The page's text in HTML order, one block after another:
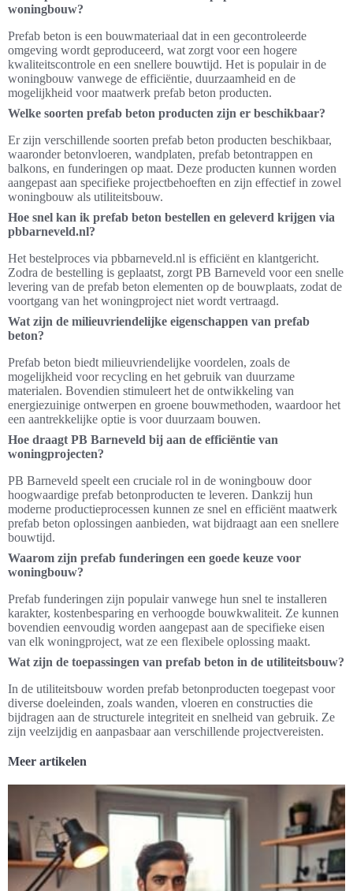
woningbouw?
Prefab beton is een bouwmateriaal dat in een gecontroleerde
omgeving wordt geproduceerd, wat zorgt voor een hogere
kwaliteitscontrole en een snellere bouwtijd. Het is populair in de
woningbouw vanwege de efficiëntie, duurzaamheid en de
mogelijkheid voor maatwerk prefab beton producten.
Welke soorten prefab beton producten zijn er beschikbaar?
Er zijn verschillende soorten prefab beton producten beschikbaar,
waaronder betonvloeren, wandplaten, prefab betontrappen en
balkons, en funderingen op maat. Deze producten kunnen worden
aangepast aan specifieke projectbehoeften en zijn effectief in zowel
woningbouw als utiliteitsbouw.
Hoe snel kan ik prefab beton bestellen en geleverd krijgen via
pbbarneveld.nl?
Het bestelproces via pbbarneveld.nl is efficiënt en klantgericht.
Zodra de bestelling is geplaatst, zorgt PB Barneveld voor een snelle
levering van de prefab beton elementen op de bouwplaats, zodat de
voortgang van het woningproject niet wordt vertraagd.
Wat zijn de milieuvriendelijke eigenschappen van prefab
beton?
Prefab beton biedt milieuvriendelijke voordelen, zoals de
mogelijkheid voor recycling en het gebruik van duurzame
materialen. Bovendien stimuleert het de ontwikkeling van
energiezuinige ontwerpen en groene bouwmethoden, waardoor het
een aantrekkelijke optie is voor duurzaam bouwen.
Hoe draagt PB Barneveld bij aan de efficiëntie van
woningprojecten?
PB Barneveld speelt een cruciale rol in de woningbouw door
hoogwaardige prefab betonproducten te leveren. Dankzij hun
moderne productieprocessen kunnen ze snel en efficiënt maatwerk
prefab beton oplossingen aanbieden, wat bijdraagt aan een snellere
bouwtijd.
Waarom zijn prefab funderingen een goede keuze voor
woningbouw?
Prefab funderingen zijn populair vanwege hun snel te installeren
karakter, kostenbesparing en verhoogde bouwkwaliteit. Ze kunnen
bovendien eenvoudig worden aangepast aan de specifieke eisen
van elk woningproject, wat ze een flexibele oplossing maakt.
Wat zijn de toepassingen van prefab beton in de utiliteitsbouw?
In de utiliteitsbouw worden prefab betonproducten toegepast voor
diverse doeleinden, zoals wanden, vloeren en constructies die
bijdragen aan de structurele integriteit en snelheid van gebruik. Ze
zijn veelzijdig en aanpasbaar aan verschillende projectvereisten.
Meer artikelen